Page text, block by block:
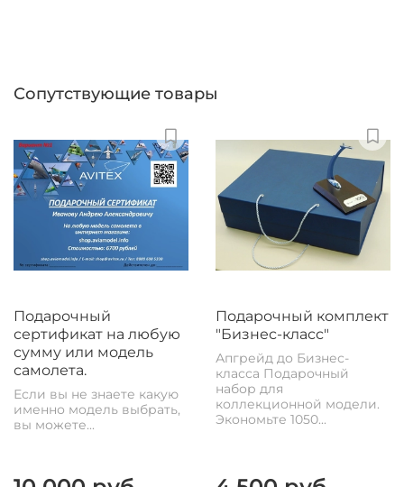
Сопутствующие товары
Подарочный
сертификат на любую
сумму или модель
самолета.
Если вы не знаете какую
именно модель выбрать,
вы можете...
Подарочный комплект
"Бизнес-класс"
Апгрейд до Бизнес-
класса Подарочный
набор для
коллекционной модели.
Экономьте 1050...